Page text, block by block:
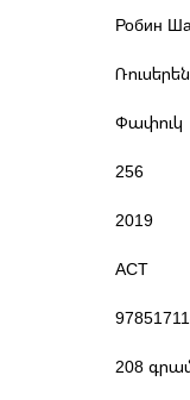
Робин
Ռուսերեն
Փափուկ
256
2019
АСТ
208